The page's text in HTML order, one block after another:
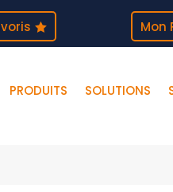
Mon
PRODUITS SOLUTIONS